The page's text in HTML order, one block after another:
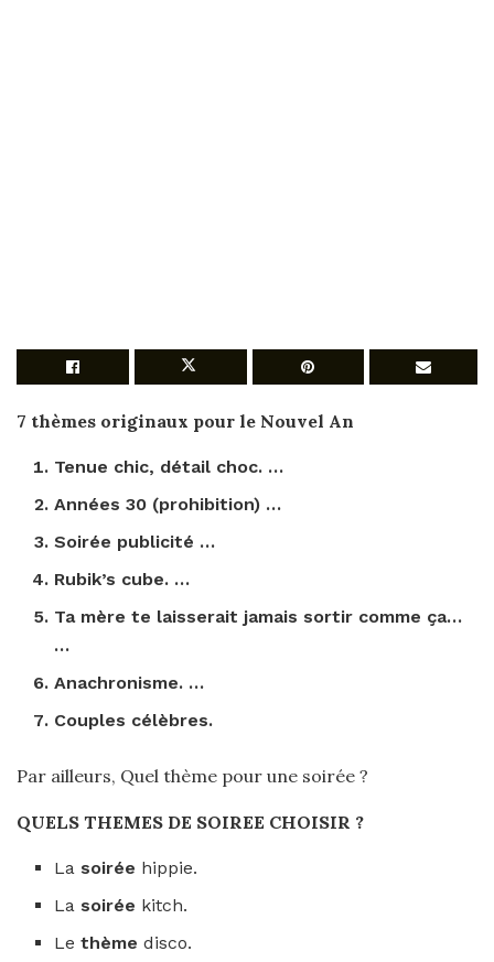
7 thèmes originaux pour le Nouvel An
Tenue chic, détail choc. …
Années 30 (prohibition) …
Soirée publicité …
Rubik’s cube. …
Ta mère te laisserait jamais sortir comme ça…
…
Anachronisme. …
Couples célèbres.
Par ailleurs, Quel thème pour une soirée ?
QUELS THEMES DE SOIREE CHOISIR ?
La soirée hippie.
La soirée kitch.
Lethèmedisco.